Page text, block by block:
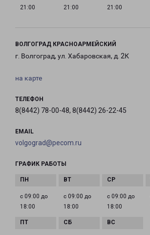
21:00
21:00
21:00
ВОЛГОГРАД КРАСНОАРМЕЙСКИЙ
г. Волгоград, ул. Хабаровская, д. 2К
на карте
ТЕЛЕФОН
8(8442) 78-00-48, 8(8442) 26-22-45
EMAIL
volgograd@pecom.ru
ГРАФИК РАБОТЫ
с 09:00 до
18:00
с 09:00 до
18:00
с 09:00 до
18:00